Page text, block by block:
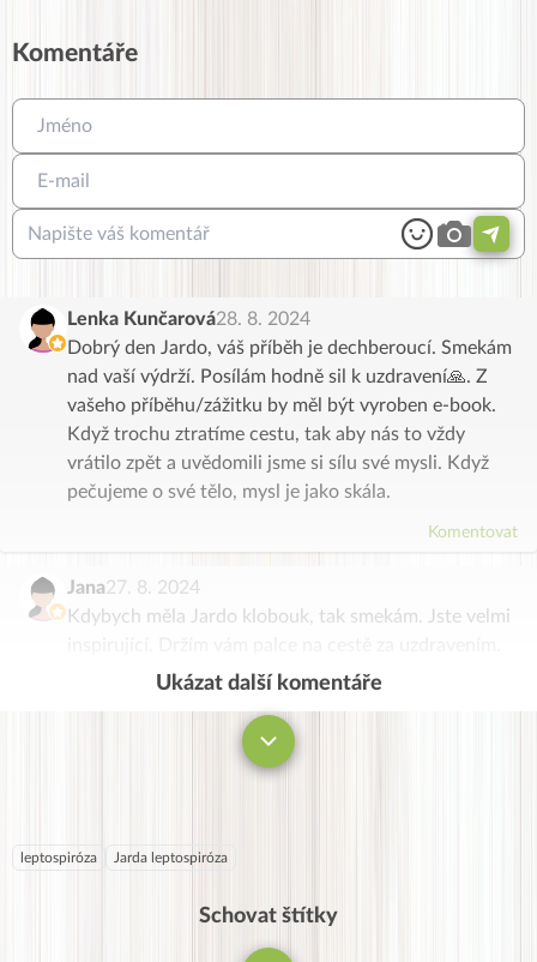
Komentáře
Lenka Kunčarová28. 8. 2024
Dobrý den Jardo, váš příběh je dechberoucí. Smekám
nad vaší výdrží. Posílám hodně sil k uzdravení🙏. Z
vašeho příběhu/zážitku by měl být vyroben e-book.
Když trochu ztratíme cestu, tak aby nás to vždy
vrátilo zpět a uvědomili jsme si sílu své mysli. Když
pečujeme o své tělo, mysl je jako skála.
Komentovat
Jana27. 8. 2024
Kdybych měla Jardo klobouk, tak smekám. Jste velmi
Ukázat další komentáře
leptospiróza Jarda leptospiróza
Schovat štítky